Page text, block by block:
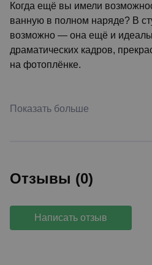
Когда ещё вы имели
ванную в полном наряде? В
возможно — она ещё и
драматических кадров,
на фотоплёнке.
Показать больше
Отзывы (0)
Написать отзыв